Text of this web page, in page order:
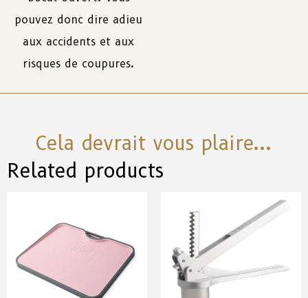
pouvez donc dire adieu
aux accidents et aux
risques de coupures.
Cela devrait vous plaire...
Related products